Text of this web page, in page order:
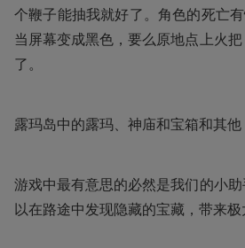
个鞭子能抽我就好了。角色的死亡
当屏幕变成黑色，要么原地点上火
了。
露玛岛中的露玛、神庙和宝箱和其他
游戏中最有意思的必然是我们的小
以在路途中发现隐藏的宝藏，带来极